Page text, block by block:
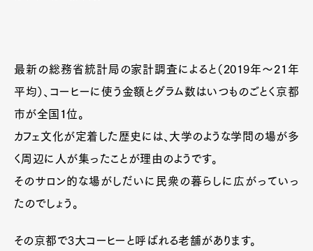
最新の総務省統計局の家計調査によると（2019年〜21年
平均）、コーヒーに使う金額とグラム数はいつものごとく京都
市が全国１位。
カフェ文化が定着した歴史には、大学のような学問の場が多
く周辺に人が集ったことが理由のようです。
そのサロン的な場がしだいに民衆の暮らしに広がっていっ
たのでしょう。
その京都で3大コーヒーと呼ばれる老舗があります。